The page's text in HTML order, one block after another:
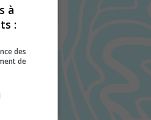
à
:
des
de